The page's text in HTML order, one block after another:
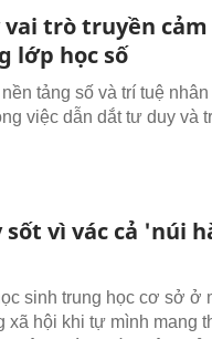
trò truyền
lớp học số
tảng số và trí tuệ
việc dẫn dắt tư duy và
sốt vì vác cả 'núi
sinh trung học cơ sở ở
xã hội khi tự mình mang